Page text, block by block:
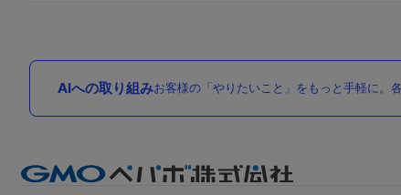
AIへの取り組みお客様の「やりたいこと」をもっと手軽に。